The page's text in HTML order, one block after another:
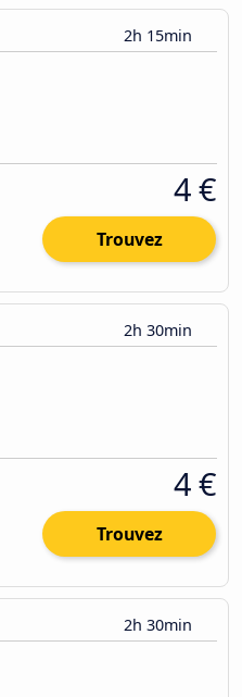
2h 15min
4 €
Trouvez
2h 30min
4 €
Trouvez
2h 30min